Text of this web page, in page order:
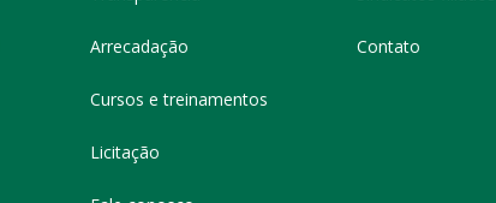
Arrecadação
Cursos e treinamentos
Licitação
Contato